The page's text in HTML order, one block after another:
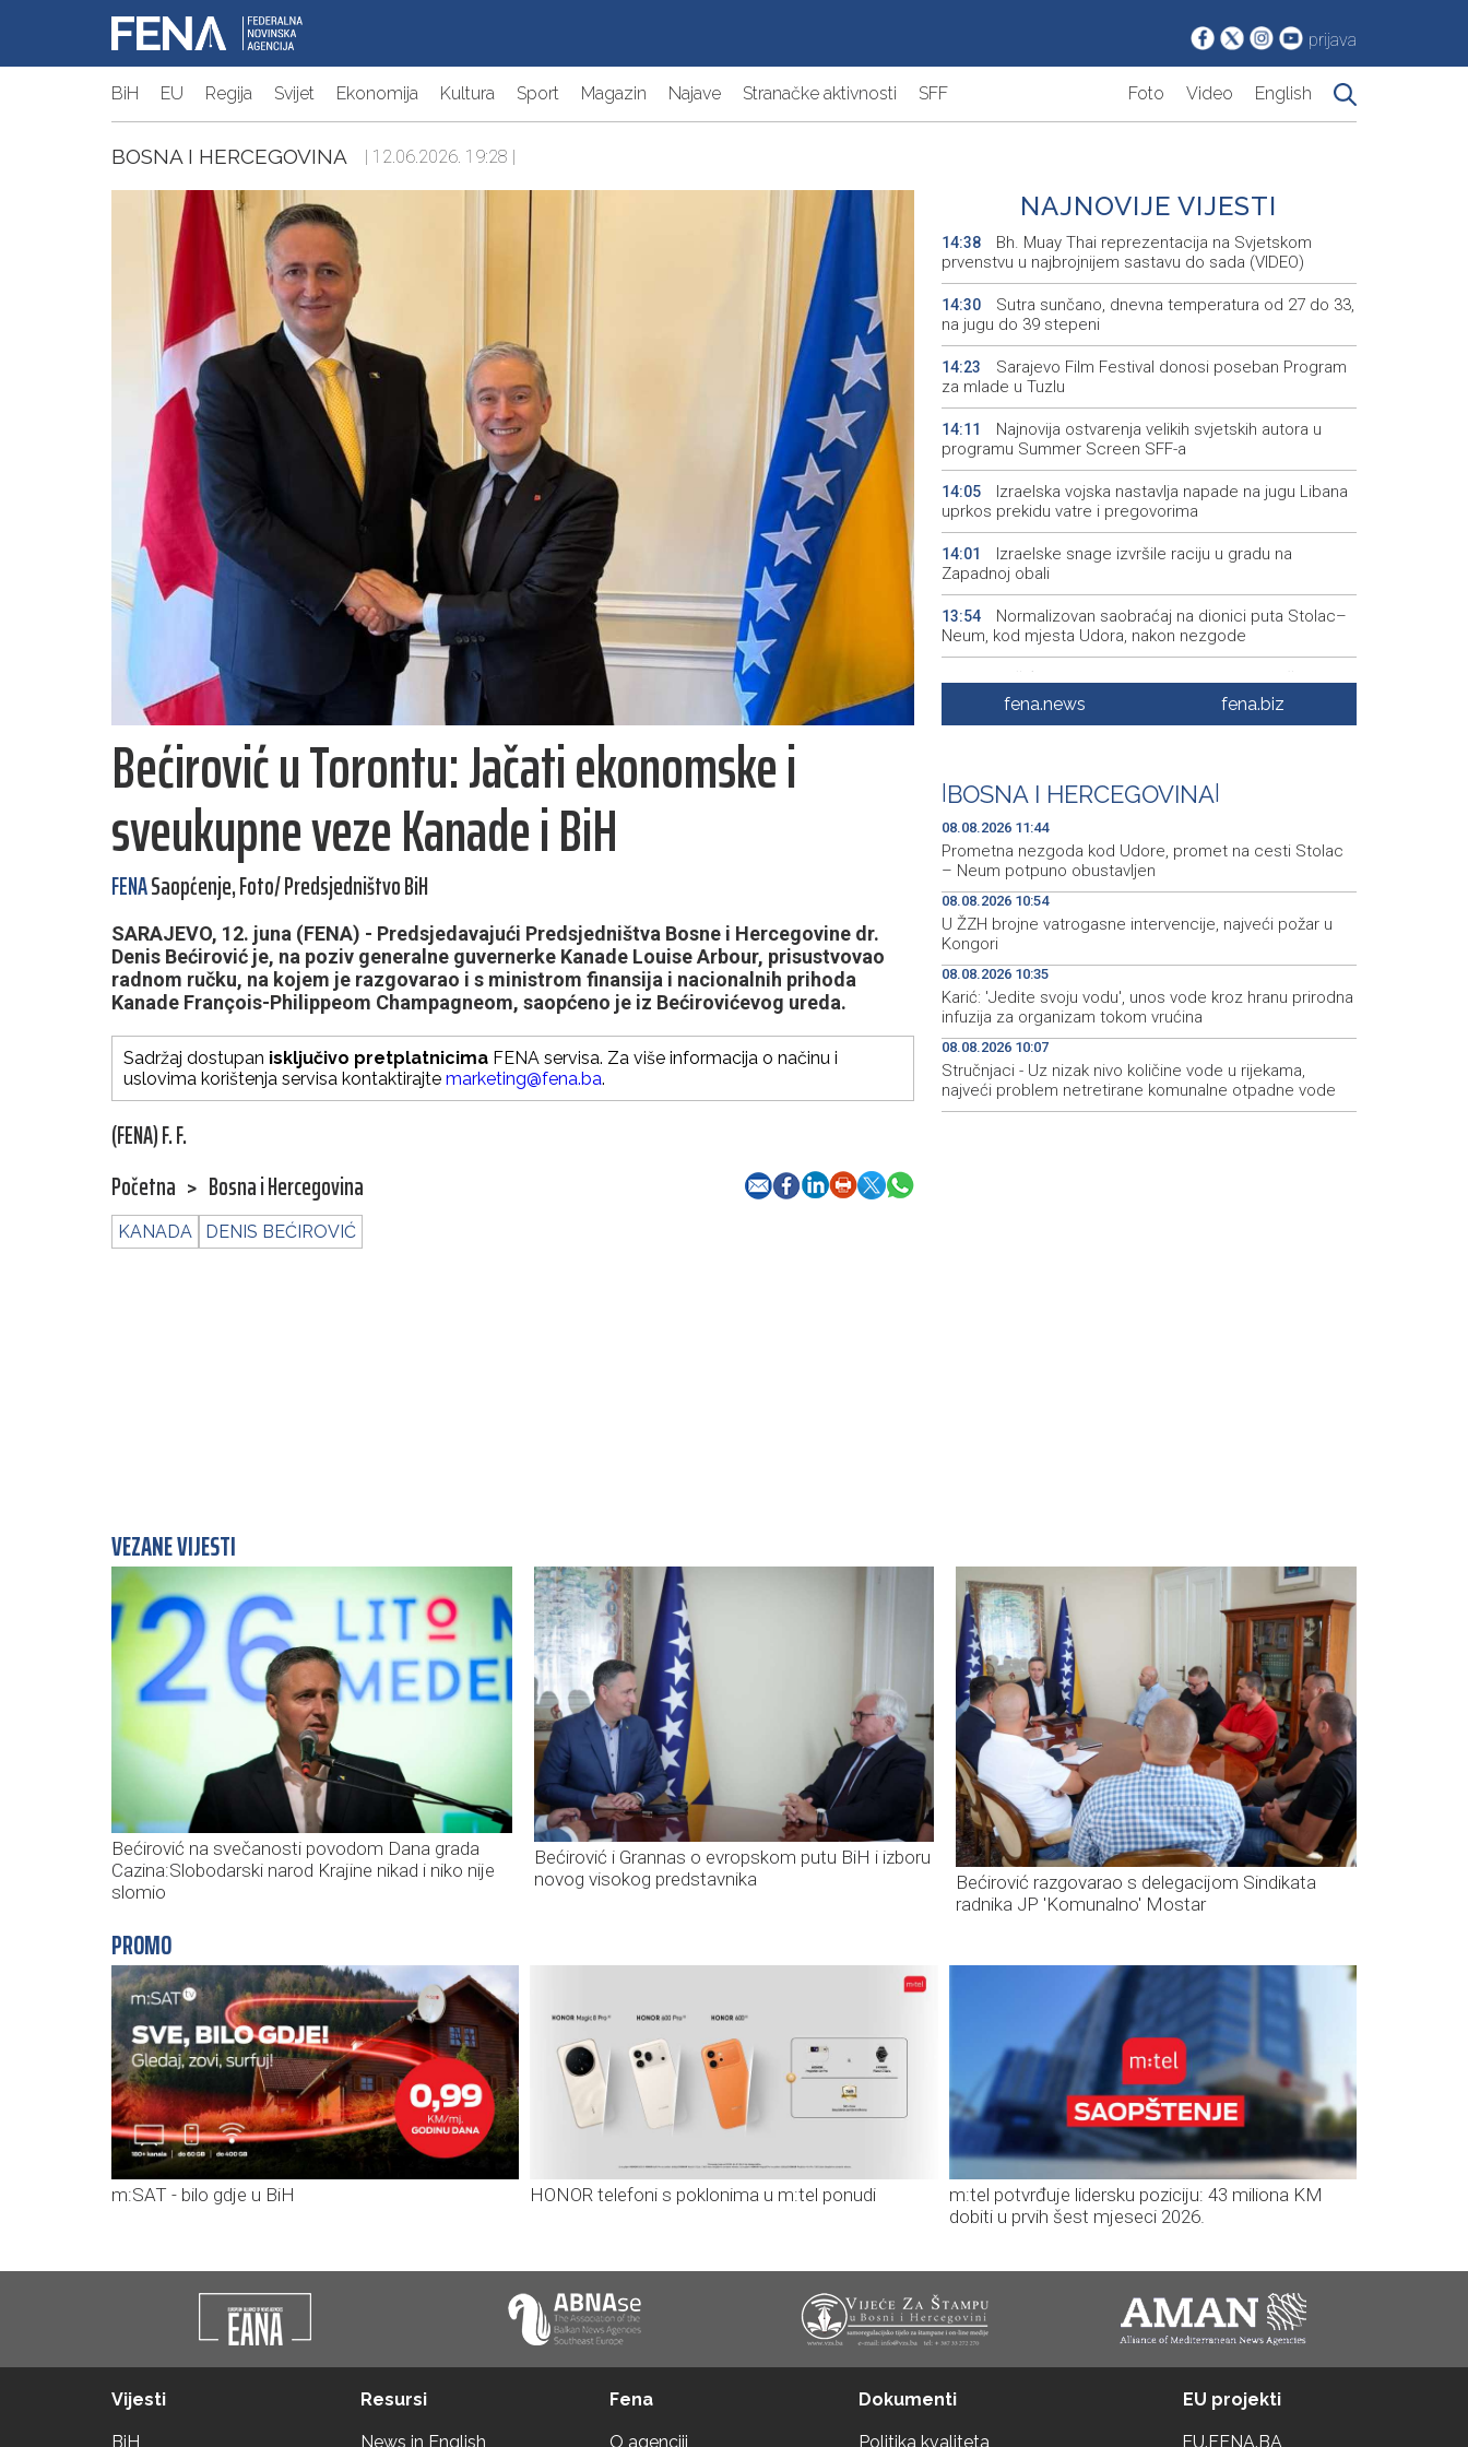
prijava
BiH EU Regija Svijet Ekonomija Kultura Sport Magazin Najave Stranačke aktivnosti SFF Foto Video English
BOSNA I HERCEGOVINA | 12.06.2026. 19:28 |
Bećirović u Torontu: Jačati ekonomske i
sveukupne veze Kanade i BiH
FENASaopćenje, Foto/ Predsjedništvo BiH
SARAJEVO, 12. juna (FENA) - Predsjedavajući Predsjedništva Bosne i Hercegovine dr.
Denis Bećirović je, na poziv generalne guvernerke Kanade Louise Arbour, prisustvovao
radnom ručku, na kojem je razgovarao i s ministrom finansija i nacionalnih prihoda
Kanade François-Philippeom Champagneom, saopćeno je iz Bećirovićevog ureda.
Sadržaj dostupan isključivo pretplatnicima FENA servisa. Za više informacija o načinu i
uslovima korištenja servisa kontaktirajte marketing@fena.ba.
(FENA) F. F.
Početna > Bosna i Hercegovina
KANADA DENIS BEĆIROVIĆ
NAJNOVIJE VIJESTI
14:38
Bh. Muay Thai reprezentacija na Svjetskom
prvenstvu u najbrojnijem sastavu do sada (VIDEO)
14:30
Sutra sunčano, dnevna temperatura od 27 do 33,
na jugu do 39 stepeni
14:23
Sarajevo Film Festival donosi poseban Program
za mlade u Tuzlu
14:11
Najnovija ostvarenja velikih svjetskih autora u
programu Summer Screen SFF-a
14:05
Izraelska vojska nastavlja napade na jugu Libana
uprkos prekidu vatre i pregovorima
14:01
Izraelske snage izvršile raciju u gradu na
Zapadnoj obali
13:54
Normalizovan saobraćaj na dionici puta Stolac–
Neum, kod mjesta Udora, nakon nezgode
Vučić i Zelenski u Beogradu: Srbija podržava
teritorijalni integritet Ukrajine
12:59
Više od 500 učesnika na Drinskoj regati od
Modrana do Goražda
fena.news fena.biz
BOSNA I HERCEGOVINA
08.08.2026 11:44
Prometna nezgoda kod Udore, promet na cesti Stolac
– Neum potpuno obustavljen
08.08.2026 10:54
U ŽZH brojne vatrogasne intervencije, najveći požar u
Kongori
08.08.2026 10:35
Karić: 'Jedite svoju vodu', unos vode kroz hranu prirodna
infuzija za organizam tokom vrućina
08.08.2026 10:07
Stručnjaci - Uz nizak nivo količine vode u rijekama,
najveći problem netretirane komunalne otpadne vode
VEZANE VIJESTI
Bećirović na svečanosti povodom Dana grada
Cazina:Slobodarski narod Krajine nikad i niko nije
slomio
Bećirović i Grannas o evropskom putu BiH i izboru
novog visokog predstavnika
Bećirović razgovarao s delegacijom Sindikata
radnika JP 'Komunalno' Mostar
PROMO
m:SAT - bilo gdje u BiH HONOR telefoni s poklonima u m:tel ponudi
m:tel potvrđuje lidersku poziciju: 43 miliona KM
dobiti u prvih šest mjeseci 2026.
Vijesti
BiH
Resursi
News in English
Fena
O agenciji
Dokumenti
Politika kvaliteta
EU projekti
EU.FENA.BA